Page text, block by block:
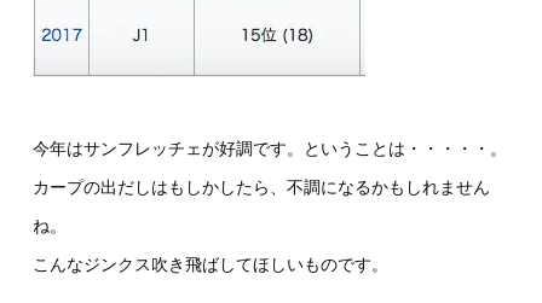
今年はサンフレッチェが好調です。ということは・・・・・。
カープの出だしはもしかしたら、不調になるかもしれません
ね。
こんなジンクス吹き飛ばしてほしいものです。